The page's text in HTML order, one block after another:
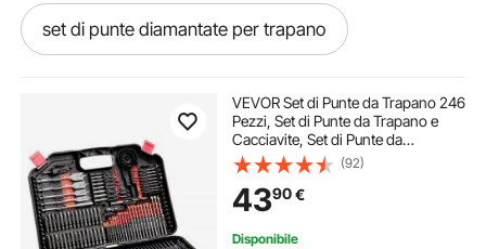
set di punte diamantate per trapano
set di frese diamantate
Set di punte per fresa
VEVOR Set di Punte da Trapano 246
Pezzi, Set di Punte da Trapano e
Cacciavite, Set di Punte da
Cacciavite Adatte per Foratura di
Metallo, Kit Combinato Assortiti in
Custodia per Trasporto Organizzata
(92)
4390€
Disponibile